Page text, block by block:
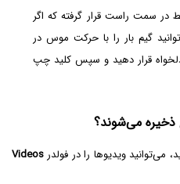
سمت راست قرار گرفته که اگر
گیم بار را با حرکت موس در
قرار دهید و سپس کلید چپ
می‌شوند؟
می‌توانید ویدیوها را در فولدر Videos